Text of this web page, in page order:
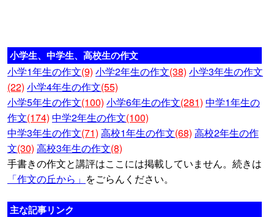
小学生、中学生、高校生の作文
小学1年生の作文(9) 小学2年生の作文(38) 小学3年生の作文
(22) 小学4年生の作文(55)
小学5年生の作文(100) 小学6年生の作文(281) 中学1年生の
作文(174) 中学2年生の作文(100)
中学3年生の作文(71) 高校1年生の作文(68) 高校2年生の作
文(30) 高校3年生の作文(8)
手書きの作文と講評はここには掲載していません。続きは
「作文の丘から」 をごらんください。
主な記事リンク